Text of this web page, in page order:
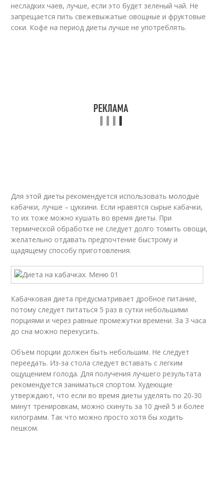
несладких чаев, лучше, если это будет зеленый чай. Не
запрещается пить свежевыжатые овощные и фруктовые
соки. Кофе на период диеты лучше не употреблять.
Для этой диеты рекомендуется использовать молодые
кабачки, лучше – цуккини. Если нравятся сырые кабачки,
то их тоже можно кушать во время диеты. При
термической обработке не следует долго томить овощи,
желательно отдавать предпочтение быстрому и
щадящему способу приготовления.
Кабачковая диета предусматривает дробное питание,
потому следует питаться 5 раз в сутки небольшими
порциями и через равные промежутки времени. За 3 часа
до сна можно перекусить.
Объем порции должен быть небольшим. Не следует
переедать. Из-за стола следует вставать с легким
ощущением голода. Для получения лучшего результата
рекомендуется заниматься спортом. Худеющие
утверждают, что если во время диеты уделять по 20-30
минут тренировкам, можно скинуть за 10 дней 5 и более
килограмм. Так что можно просто хотя бы ходить
пешком.